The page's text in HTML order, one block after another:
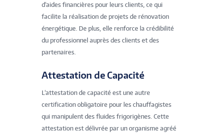
d'aides financières pour leurs clients, ce qui
facilite la réalisation de projets de rénovation
énergétique. De plus, elle renforce la crédibilité
du professionnel auprès des clients et des
partenaires.
Attestation de Capacité
L'attestation de capacité est une autre
certification obligatoire pour les chauffagistes
qui manipulent des fluides frigorigènes. Cette
attestation est délivrée par un organisme agréé